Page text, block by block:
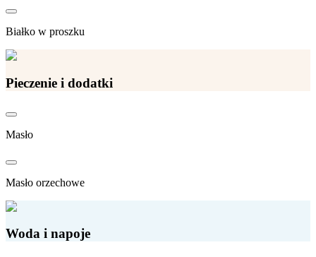
Białko w proszku
Pieczenie i dodatki
Masło
Masło orzechowe
Woda i napoje